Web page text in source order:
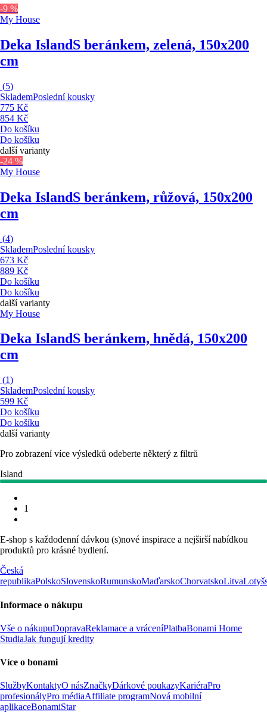
-9 %
My House
Deka IslandS beránkem, zelená, 150x200
cm
(5)
SklademPoslední kousky
775 Kč
854 Kč
Do košíku
Do košíku
další varianty
-24 %
My House
Deka IslandS beránkem, růžová, 150x200
cm
(4)
SklademPoslední kousky
673 Kč
889 Kč
Do košíku
Do košíku
další varianty
My House
Deka IslandS beránkem, hnědá, 150x200
cm
(1)
SklademPoslední kousky
599 Kč
Do košíku
Do košíku
další varianty
Pro zobrazení více výsledků odeberte některý z filtrů
Island
1
E-shop s každodenní dávkou (s)nové inspirace a nejširší nabídkou
produktů pro krásné bydlení.
Česká
republikaPolskoSlovenskoRumunskoMaďarskoChorvatskoLitva
Informace o nákupu
Vše o nákupuDopravaReklamace a vráceníPlatbaBonami Home
StudiaJak fungují kredity
Více o bonami
SlužbyKontaktyO násZnačkyDárkové poukazyKariéraPro
profesionályPro médiaAffiliate programNová mobilní
aplikaceBonamiStar